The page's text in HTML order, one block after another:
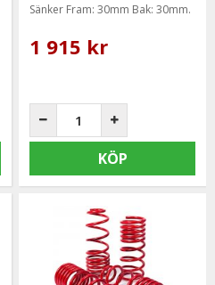
Sänker Fram: 30mm Bak: 30mm.
1 915 kr
KÖP